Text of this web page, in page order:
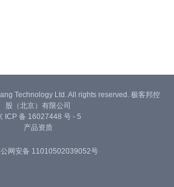
Technology Ltd. All rights reserved. 极客邦控
股（北京）有限公司
ICP 备 16027448 号 - 5
产品资质
网安备 11010502039052号